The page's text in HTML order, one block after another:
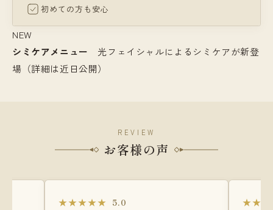
初めての方も安心
NEW
シミケアメニュー 光フェイシャルによるシミケアが新登
場（詳細は近日公開）
REVIEW
お客様の声
★★★★★ 5.0